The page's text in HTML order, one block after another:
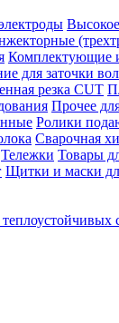
Комплектующие
для заточки
резка CUT
Прочее
Ролики
Сварочная
Тележки Товары
Щитки и маски